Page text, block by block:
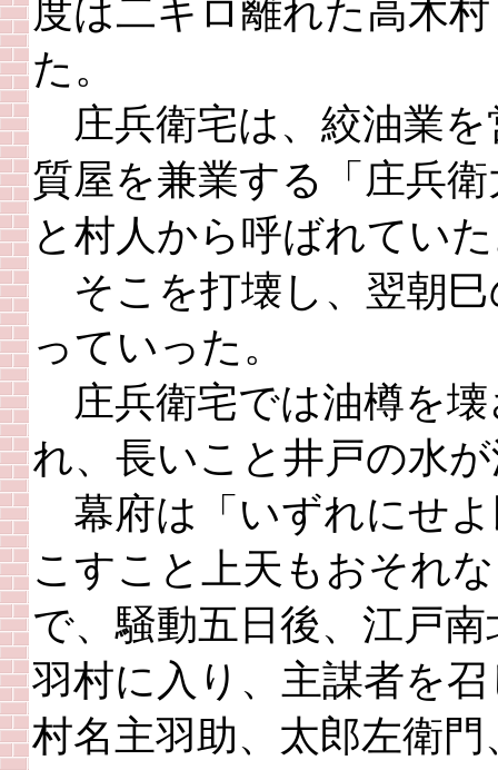
度は二キロ離れた高木村
た。
庄兵衛宅は、絞油業を
質屋を兼業する「庄兵衛
と村人から呼ばれてい
そこを打壊し、翌朝巳
っていった。
庄兵衛宅では油樽を
れ、長いこと井戸の水
幕府は「いずれにせ
こすこと上天もおそれ
で、騒動五日後、江戸
羽村に入り、主謀者を
村名主羽助、太郎左衛